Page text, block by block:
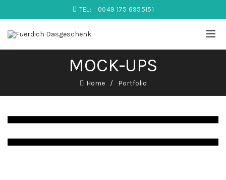
TEL: 0049 175 6955151
MOCK-UPS
Home Portfolio